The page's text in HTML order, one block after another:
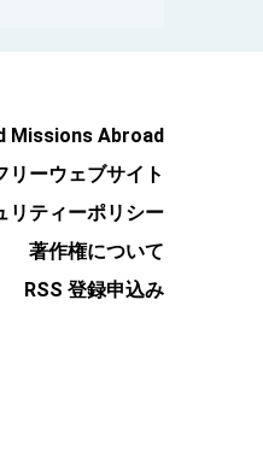
Missions Abroad
リーウェブサイト
リティーポリシー
著作権について
RSS 登録申込み